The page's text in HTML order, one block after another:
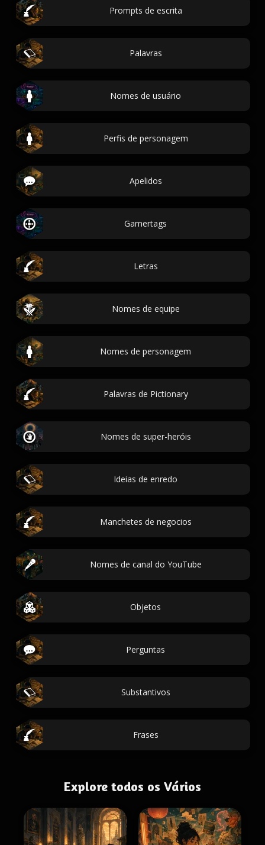
Prompts de escrita
Palavras
Nomes de usuário
Perfis de personagem
Apelidos
Gamertags
Letras
Nomes de equipe
Nomes de personagem
Palavras de Pictionary
Nomes de super-heróis
Ideias de enredo
Manchetes de negocios
Nomes de canal do YouTube
Objetos
Perguntas
Substantivos
Frases
Explore todos os Vários